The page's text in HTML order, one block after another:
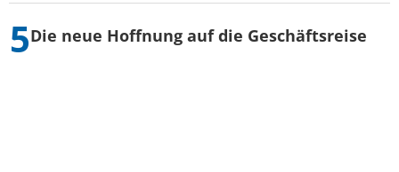
Die neue Hoffnung auf die Geschäftsreise